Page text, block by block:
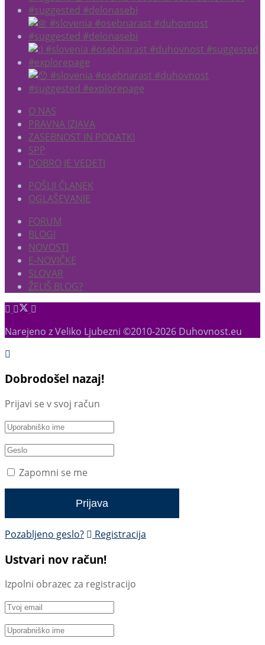
O NAS
PRAVNA IZJAVA
ZASEBNOST IN PODATKI
SPP
DOBRO JE VEDETI
POŠLJI ČLANEK
OGLAŠEVANJE
FORUM
BLOGI
NOVOSTI
E-NOVIČKE
SLOVAR
ŽELIŠ BLOG?
Narejeno z Veliko Ljubezni ©2010-2026 Duhovnost.eu
Dobrodošel nazaj!
Prijavi se v svoj račun
Zapomni se me
Pozabljeno geslo? Registracija
Ustvari nov račun!
Izpolni obrazec za registracijo